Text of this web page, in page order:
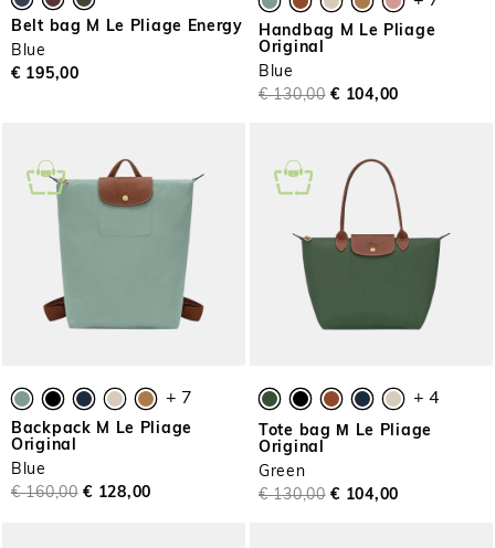
Belt bag M Le Pliage Energy
Blue
€ 195,00
Handbag M Le Pliage
Original
Blue
€ 130,00 € 104,00
+ 7
Backpack M Le Pliage
Original
Blue
€ 160,00 € 128,00
+ 4
Tote bag Μ Le Pliage
Original
Green
€ 130,00 € 104,00